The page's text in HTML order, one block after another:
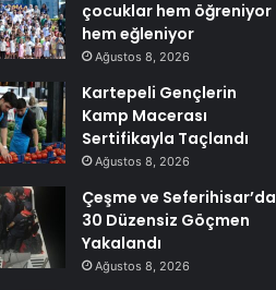
çocuklar hem öğreniyor
hem eğleniyor
Ağustos 8, 2026
Kartepeli Gençlerin
Kamp Macerası
Sertifikayla Taçlandı
Ağustos 8, 2026
Çeşme ve Seferihisar’da
30 Düzensiz Göçmen
Yakalandı
Ağustos 8, 2026